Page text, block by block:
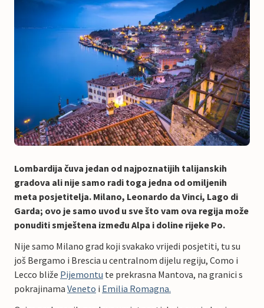
Lombardija čuva jedan od najpoznatijih talijanskih
gradova ali nije samo radi toga jedna od omiljenih
meta posjetitelja. Milano, Leonardo da Vinci, Lago di
Garda; ovo je samo uvod u sve što vam ova regija može
ponuditi smještena između Alpa i doline rijeke Po.
Nije samo Milano grad koji svakako vrijedi posjetiti, tu su
još Bergamo i Brescia u centralnom dijelu regiju, Como i
Lecco bliže Pijemontu te prekrasna Mantova, na granici s
pokrajinama Veneto i Emilia Romagna.